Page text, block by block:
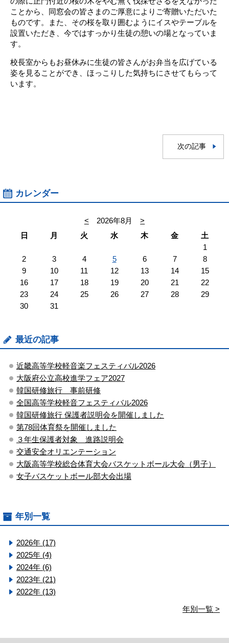
ことから、同窓会の皆さまのご厚意によりご寄贈いただいた
ものです。また、その桜を取り囲むようにイスやテーブルを
設置いただき、今ではすっかり生徒の憩いの場となっていま
す。
校長室からもお昼休みに生徒の皆さんがお弁当を広げている
姿を見ることができ、ほっこりした気持ちにさせてもらって
います。
次の記事
カレンダー
< 2026年8月
>
日
月 火 水 木 金
土
1
2
3 4 5 6 7
8
9
10 11 12 13 14
15
16
17 18 19 20 21
22
23
24 25 26 27 28
29
30
31
最近の記事
近畿高等学校軽音楽フェスティバル2026
大阪府公立高校進学フェア2027
韓国研修旅行 事前研修
全国高等学校軽音フェスティバル2026
韓国研修旅行 保護者説明会を開催しました
第78回体育祭を開催しました
３年生保護者対象 進路説明会
交通安全オリエンテーション
大阪高等学校総合体育大会バスケットボール大会（男子）
女子バスケットボール部大会出場
年別一覧
2026年 (17)
2025年 (4)
2024年 (6)
2023年 (21)
2022年 (13)
年別一覧 >